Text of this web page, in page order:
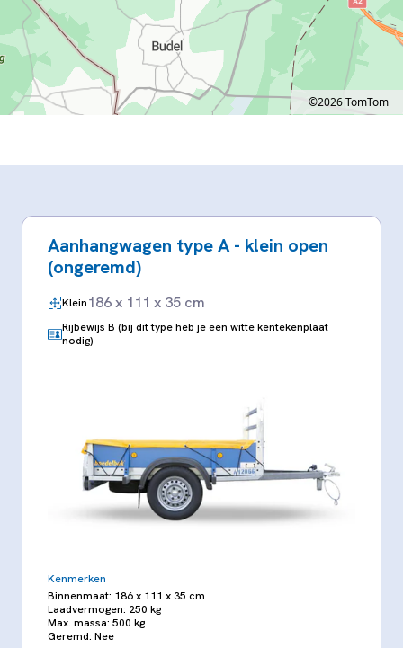
©2026 TomTom
Aanhangwagen type A - klein open
(ongeremd)
Klein186 x 111 x 35 cm
Rijbewijs B (bij dit type heb je een witte kentekenplaat
nodig)
Kenmerken
Binnenmaat: 186 x 111 x 35 cm
Laadvermogen: 250 kg
Max. massa: 500 kg
Geremd: Nee